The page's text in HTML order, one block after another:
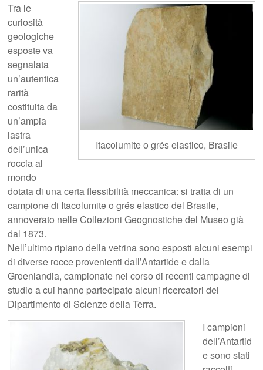
Itacolumite o grés elastico, Brasile
Tra le
curiosità
geologiche
esposte va
segnalata
un’autentica
rarità
costituita da
un’ampia
lastra
dell’unica
roccia al
mondo
dotata di una certa flessibilità meccanica: si tratta di un
campione di Itacolumite o grés elastico del Brasile,
annoverato nelle Collezioni Geognostiche del Museo già
dal 1873.
Nell’ultimo ripiano della vetrina sono esposti alcuni esempi
di diverse rocce provenienti dall’Antartide e dalla
Groenlandia, campionate nel corso di recenti campagne di
studio a cui hanno partecipato alcuni ricercatori del
Dipartimento di Scienze della Terra.
I campioni
dell’Antartid
e sono stati